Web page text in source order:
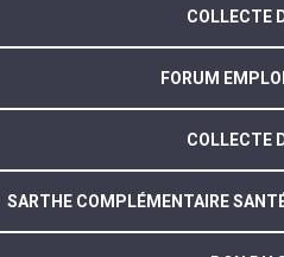
COLLECTE
FORUM
COLLECTE
SARTHE COMPLÉMENTAIRE